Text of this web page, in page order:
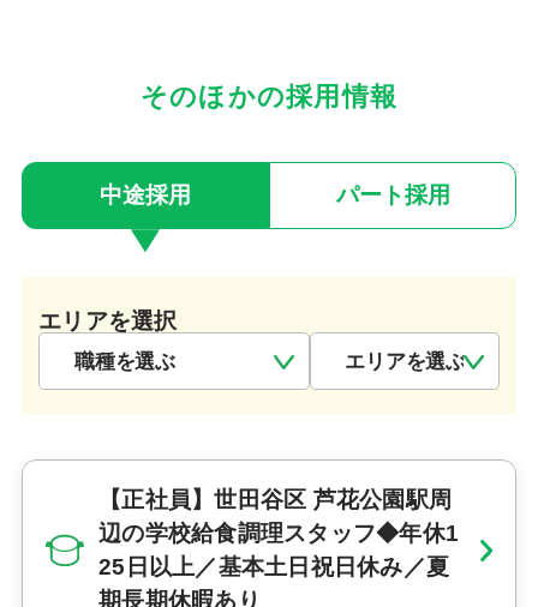
そのほかの採用情報
中途採用 パート採用
エリアを選択
【正社員】世田谷区 芦花公園駅周
辺の学校給食調理スタッフ◆年休1
25日以上／基本土日祝日休み／夏
期長期休暇あり